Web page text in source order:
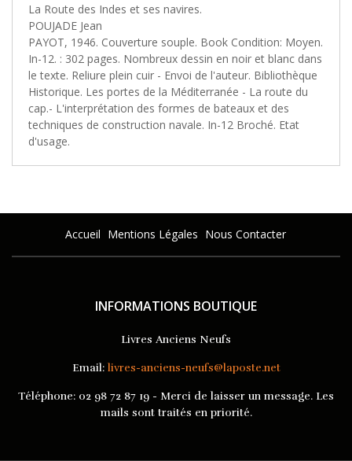
La Route des Indes et ses navires.
POUJADE Jean
PAYOT, 1946. Couverture souple. Book Condition: Moyen.
In-12. : 302 pages. Nombreux dessin en noir et blanc dans
le texte. Reliure plein cuir - Envoi de l'auteur. Bibliothèque
Historique. Les portes de la Méditerranée - La route du
cap.- L'interprétation des formes de bateaux et des
techniques de construction navale. In-12 Broché. Etat
d'usage.
Accueil Mentions Légales Nous Contacter
INFORMATIONS BOUTIQUE
Livres Anciens Neufs
Email: livres-anciens-neufs@laposte.net
Téléphone: 02 98 72 87 19 - Merci de laisser un message. Les
mails sont traités en priorité.